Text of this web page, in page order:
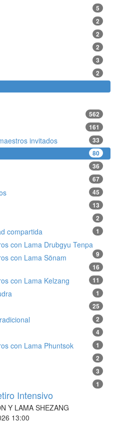
5
2
2
2
3
2
562
161
invitados 33
80
36
67
45
13
2
compartida 1
con Lama Drubgyu Tenpa
9
con Lama Sönam
16
con Lama Kelzang 11
1
25
2
4
con Lama Phuntsok 1
2
3
1
Intensivo
Y LAMA SHEZANG
13:00